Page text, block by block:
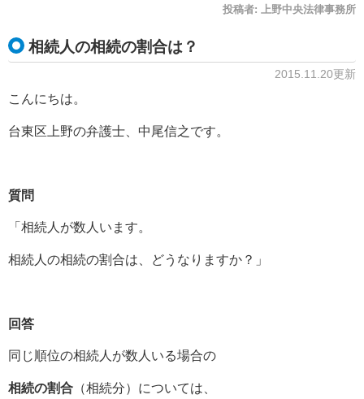
投稿者: 上野中央法律事務所
相続人の相続の割合は？
2015.11.20更新
こんにちは。
台東区上野の弁護士、中尾信之です。
質問
「相続人が数人います。
相続人の相続の割合は、どうなりますか？」
回答
同じ順位の相続人が数人いる場合の
相続の割合 （相続分）については、